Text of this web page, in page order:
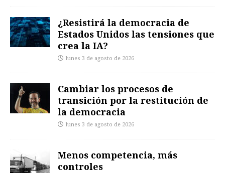
¿Resistirá la democracia de
Estados Unidos las tensiones que
crea la IA?
lunes 3 de agosto de 2026
Cambiar los procesos de
transición por la restitución de
la democracia
lunes 3 de agosto de 2026
Menos competencia, más
controles